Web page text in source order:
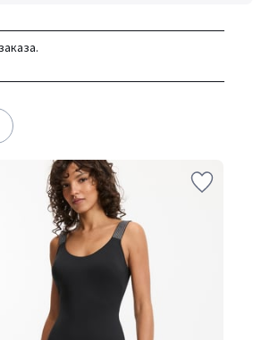
à
à